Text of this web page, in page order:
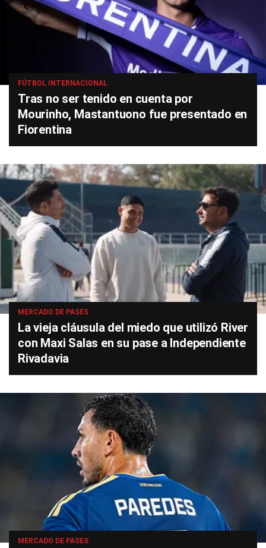
FÚTBOL INTERNACIONAL
Tras no ser tenido en cuenta por
Mourinho, Mastantuono fue presentado en
Fiorentina
MERCADO DE PASES
La vieja cláusula del miedo que utilizó River
con Maxi Salas en su pase a Independiente
Rivadavia
MERCADO DE PASES